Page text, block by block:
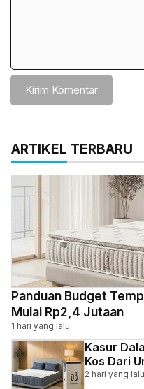
ARTIKEL TERBARU
Panduan Budget
Mulai Rp2,4 Jutaan
1 hari yang lalu
Kasur
Kos Dari
2 hari yang lalu